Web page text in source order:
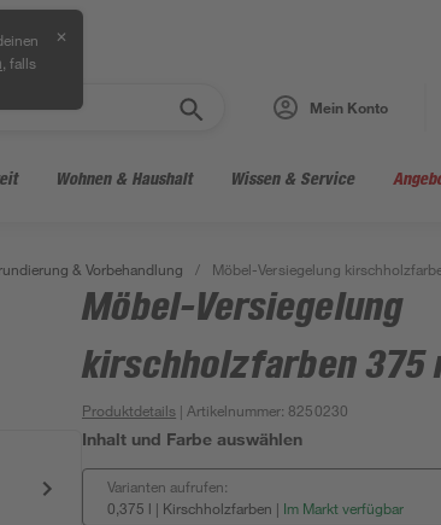
, falls
✕
Mein Konto
Wohnen & Haushalt Wissen & Service
& Vorbehandlung / Möbel-Versiegelung
Möbel-Versiegelung
kirschholzfarben 375
Produktdetails | Artikelnummer: 8250230
Inhalt und Farbe auswählen
Varianten aufrufen:
0,375 l | Kirschholzfarben | Im Markt verfügbar